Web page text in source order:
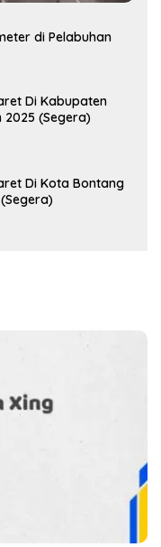
di Pelabuhan
Di Kabupaten
(Segera)
Di Kota Bontang